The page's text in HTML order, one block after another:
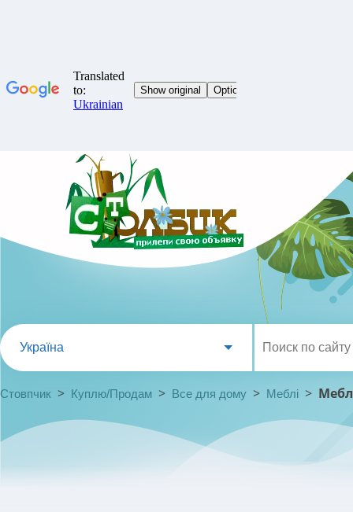
Україна
Стовпчик > Куплю/Продам > Все для дому > Меблі >